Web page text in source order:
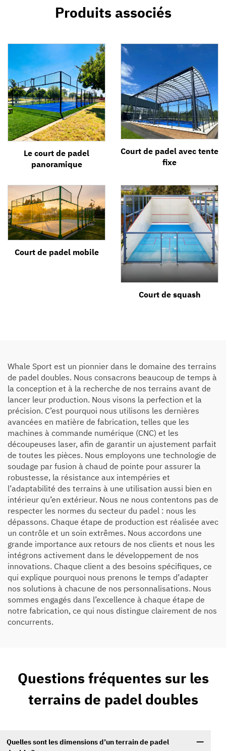
Produits associés
Le court de padel
panoramique
Court de padel avec tente
fixe
Court de padel mobile
Court de squash
Whale Sport est un pionnier dans le domaine des terrains
de padel doubles. Nous consacrons beaucoup de temps à
la conception et à la recherche de nos terrains avant de
lancer leur production. Nous visons la perfection et la
précision. C’est pourquoi nous utilisons les dernières
avancées en matière de fabrication, telles que les
machines à commande numérique (CNC) et les
découpeuses laser, afin de garantir un ajustement parfait
de toutes les pièces. Nous employons une technologie de
soudage par fusion à chaud de pointe pour assurer la
robustesse, la résistance aux intempéries et
l’adaptabilité des terrains à une utilisation aussi bien en
intérieur qu’en extérieur. Nous ne nous contentons pas de
respecter les normes du secteur du padel : nous les
dépassons. Chaque étape de production est réalisée avec
un contrôle et un soin extrêmes. Nous accordons une
grande importance aux retours de nos clients et nous les
intégrons activement dans le développement de nos
innovations. Chaque client a des besoins spécifiques, ce
qui explique pourquoi nous prenons le temps d’adapter
nos solutions à chacune de nos personnalisations. Nous
sommes engagés dans l’excellence à chaque étape de
notre fabrication, ce qui nous distingue clairement de nos
concurrents.
Questions fréquentes sur les
terrains de padel doubles
Quelles sont les dimensions d’un terrain de padel